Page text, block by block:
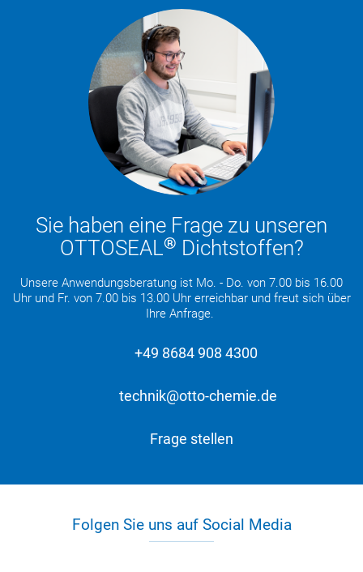
Sie haben eine Frage zu unseren
OTTOSEAL® Dichtstoffen?
Unsere Anwendungsberatung ist Mo. - Do. von 7.00 bis 16.00
Uhr und Fr. von 7.00 bis 13.00 Uhr erreichbar und freut sich über
Ihre Anfrage.
+49 8684 908 4300
technik@otto-chemie.de
Frage stellen
Folgen Sie uns auf Social Media